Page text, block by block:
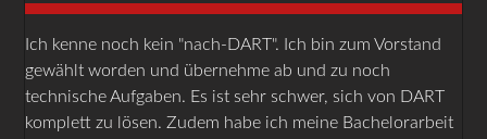
Ich kenne noch kein "nach-DART". Ich bin zum Vorstand
gewählt worden und übernehme ab und zu noch
technische Aufgaben. Es ist sehr schwer, sich von DART
komplett zu lösen. Zudem habe ich meine Bachelorarbeit